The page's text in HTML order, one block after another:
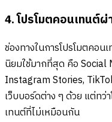
4. โปรโมตคอนเทนต์
ช่องทางในการโปรโมตคอ
นิยมใช้มากที่สุด คือ Social
Instagram Stories,
เว็บบอร์ดต่าง ๆ ด้วย แต่ทว่
เทนต์ที่ไม่เหมือนกัน